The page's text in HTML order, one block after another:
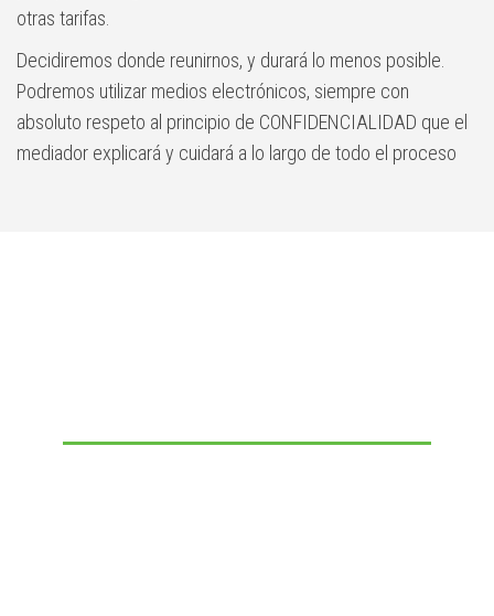
otras tarifas.
Decidiremos donde reunirnos, y durará lo menos posible.
Podremos utilizar medios electrónicos, siempre con
absoluto respeto al principio de CONFIDENCIALIDAD que el
mediador explicará y cuidará a lo largo de todo el proceso